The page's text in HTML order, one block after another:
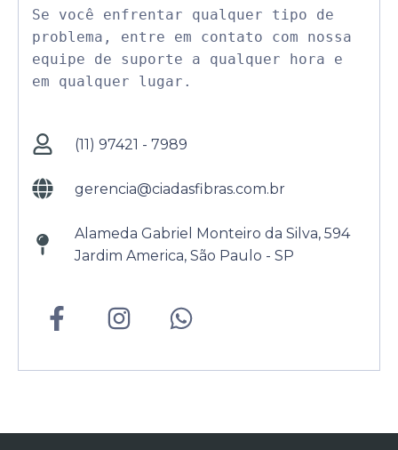
Se você enfrentar qualquer tipo de
problema, entre em contato com nossa
equipe de suporte a qualquer hora e
em qualquer lugar.
(11) 97421 - 7989
gerencia@ciadasfibras.com.br
Alameda Gabriel Monteiro da Silva, 594
Jardim America, São Paulo - SP